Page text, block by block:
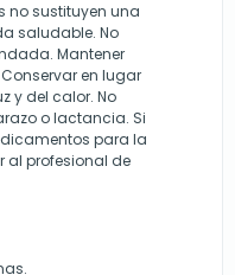
no sustituyen una
saludable. No
Mantener
en lugar
y del calor. No
o lactancia. Si
para la
al profesional de